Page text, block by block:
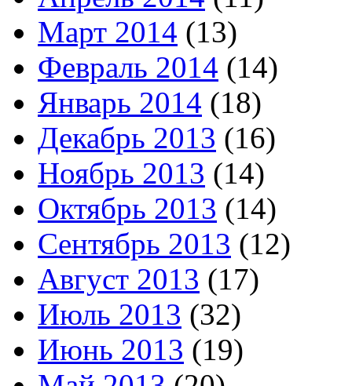
Март 2014 (13)
Февраль 2014 (14)
Январь 2014 (18)
Декабрь 2013 (16)
Ноябрь 2013 (14)
Октябрь 2013 (14)
Сентябрь 2013 (12)
Август 2013 (17)
Июль 2013 (32)
Июнь 2013 (19)